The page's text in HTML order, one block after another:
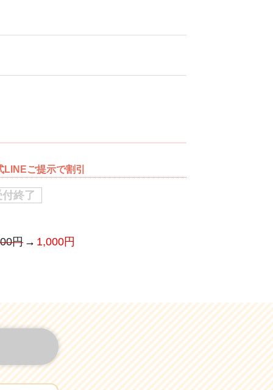
ご提示で割引
付終了
円 1,000円